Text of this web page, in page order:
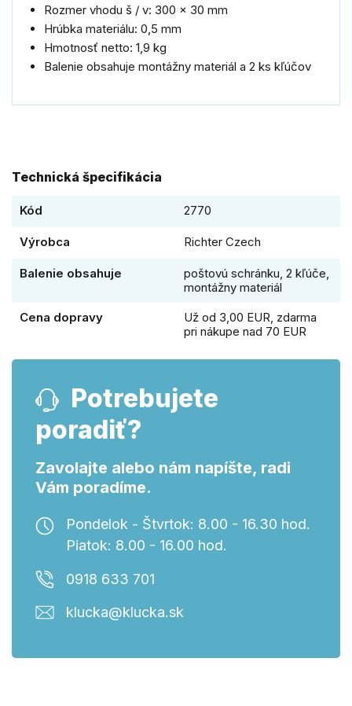
Rozmer vhodu š / v: 300 x 30 mm
Hrúbka materiálu: 0,5 mm
Hmotnosť netto: 1,9 kg
Balenie obsahuje montážny materiál a 2 ks kľúčov
Technická špecifikácia
Kód 2770
Výrobca Richter Czech
Balenie obsahuje
poštovú schránku, 2 kľúče,
montážny materiál
Cena dopravy
Už od 3,00 EUR, zdarma
pri nákupe nad 70 EUR
Potrebujete
poradiť?
Zavolajte alebo nám napíšte, radi
Vám poradíme.
Pondelok - Štvrtok: 8.00 - 16.30 hod.
Piatok: 8.00 - 16.00 hod.
0918 633 701
klucka@klucka.sk